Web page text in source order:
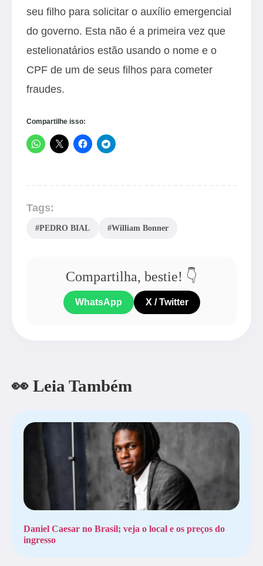
seu filho para solicitar o auxílio emergencial
do governo. Esta não é a primeira vez que
estelionatários estão usando o nome e o
CPF de um de seus filhos para cometer
fraudes.
Compartilhe isso:
Tags:
#PEDRO BIAL #William Bonner
Compartilha, bestie! 👇
WhatsApp X / Twitter
👀 Leia Também
Daniel Caesar no Brasil; veja o local e os preços do
ingresso